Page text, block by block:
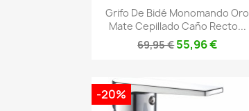
Vista rápida
Grifo De Bidé Monomando Oro
Mate Cepillado Caño Recto...
69,95 €55,96 €
-20%